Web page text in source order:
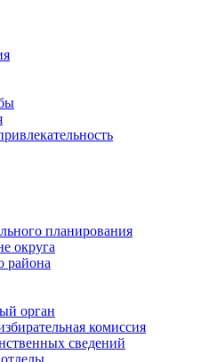
планирования
округа
района
орган
комиссия
сведений